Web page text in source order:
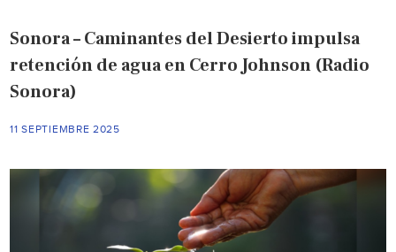
Sonora – Caminantes del Desierto impulsa
retención de agua en Cerro Johnson (Radio
Sonora)
11 SEPTIEMBRE 2025